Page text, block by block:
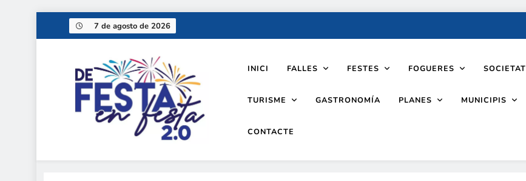
7 de agosto de 2026
De festa en festa 2.0
INICI FALLES FESTES FOGUERES SOCIETAT
TURISME GASTRONOMÍA PLANES MUNICIPIS
CONTACTE